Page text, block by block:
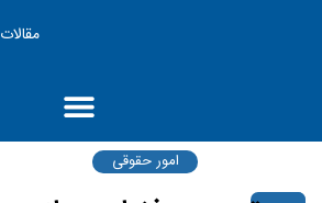
مقالات
امور حقوقی